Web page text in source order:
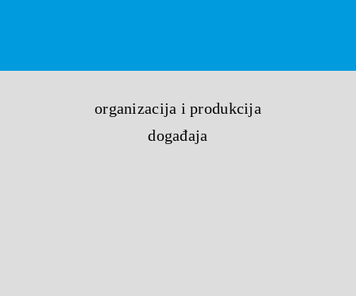
organizacija i produkcija
događaja